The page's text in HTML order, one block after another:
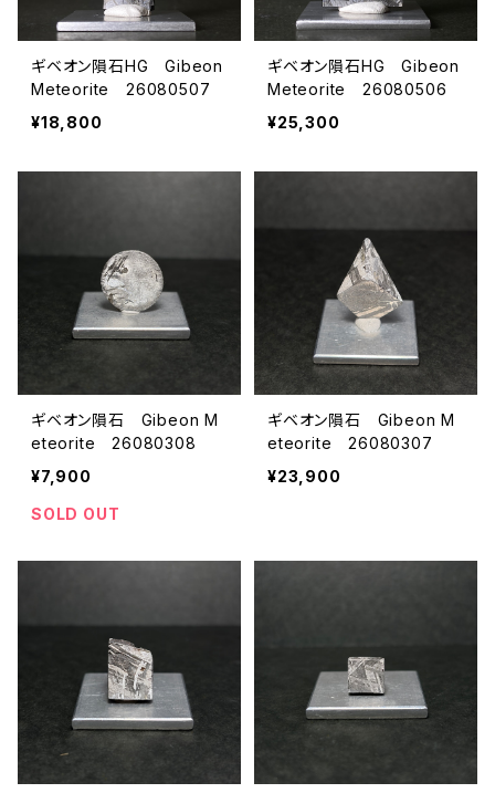
ギベオン隕石HG Gibeon
Meteorite 26080507
¥18,800
ギベオン隕石HG Gibeon
Meteorite 26080506
¥25,300
ギベオン隕石 Gibeon M
eteorite 26080308
¥7,900
SOLD OUT
ギベオン隕石 Gibeon M
eteorite 26080307
¥23,900